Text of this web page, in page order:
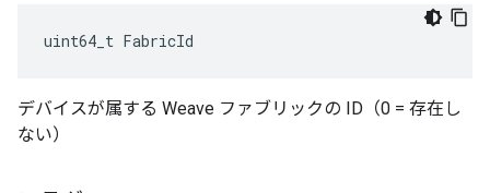
uint64_t FabricId
デバイスが属する Weave ファブリックの ID（0 = 存在し
ない）